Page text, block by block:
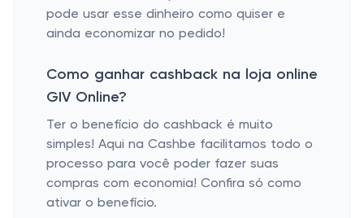
pode usar esse dinheiro como quiser e
ainda economizar no pedido!
Como ganhar cashback na loja online
GIV Online?
Ter o benefício do cashback é muito
simples! Aqui na Cashbe facilitamos todo o
processo para você poder fazer suas
compras com economia! Confira só como
ativar o benefício.